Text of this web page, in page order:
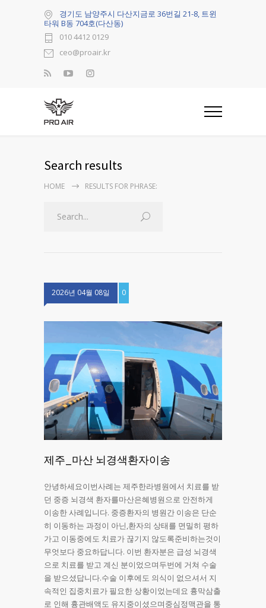
경기도 남양주시 다산지금로 36번길 21-8, 트윈
타워 B동 704호(다산동)
010 4412 0129
ceo@proair.kr
Search results
HOME RESULTS FOR PHRASE:
2026년 04월 08일 0
제주_마산 뇌경색환자이송
안녕하세요이번사례는 제주한라병원에서 치료를 받
던 중증 뇌경색 환자를마산은혜병원으로 안전하게
이송한 사례입니다. 중증환자의 병원간 이송은 단순
히 이동하는 과정이 아닌,환자의 상태를 면밀히 평하
가고 이동중에도 치료가 끊기지 않도록준비하는것이
무엇보다 중요하답니다. 이번 환자분은 급성 뇌경색
으로 치료를 받고 계신 분이었으며두번에 거쳐 수술
을 받으셨답니다.수술 이후에도 의식이 없으셔서 지
속적인 집중치료가 필요한 상황이었는데요 흉막삼출
로 인해 흉관배액도 유지중이셨으며중심정맥관을 통